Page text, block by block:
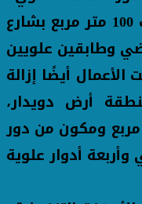
بعقار مقام على مساحة تقارب 100 متر مربع بشارع
وطابقين علويين
أيضًا إزالة
بعقار بشارع 12 بمنطقة أرض دويدار،
نحو 200 متر مربع ومكون من دور